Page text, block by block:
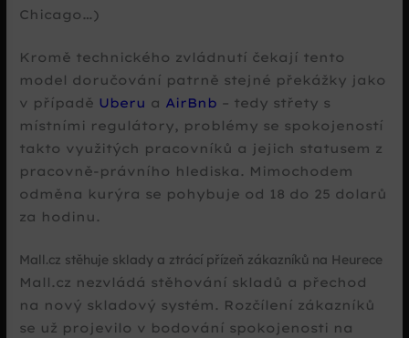
Chicago…)
Kromě technického zvládnutí čekají tento
model doručování patrně stejné překážky jako
v případě Uberu a AirBnb – tedy střety s
místními regulátory, problémy se spokojeností
takto využitých pracovníků a jejich statusem z
pracovně-právního hlediska. Mimochodem
odměna kurýra se pohybuje od 18 do 25 dolarů
za hodinu.
Mall.cz stěhuje sklady a ztrácí přízeň zákazníků na Heurece
Mall.cz nezvládá stěhování skladů a přechod
na nový skladový systém. Rozčílení zákazníků
se už projevilo v bodování spokojenosti na